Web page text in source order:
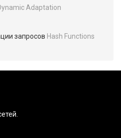
Adaptation
запросов Hash Functions